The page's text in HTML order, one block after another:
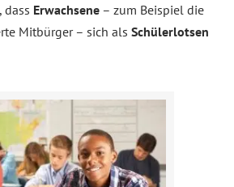
Erwachsene – zum Beispiel die
Mitbürger – sich als Schülerlotsen